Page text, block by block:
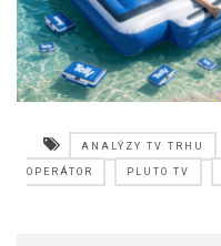
ANALÝZY TV TRHU
OPERÁTOR PLUTO TV